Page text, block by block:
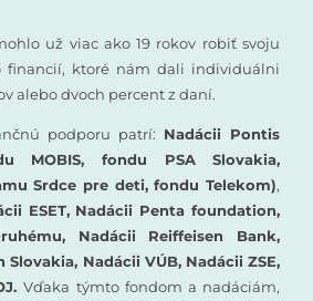
už viac ako 19 rokov robiť svoju
financií, ktoré nám dali individuálni
alebo dvoch percent z daní.
podporu patrí: Nadácii Pontis
MOBIS, fondu PSA Slovakia,
Srdce pre deti, fondu Telekom),
ESET, Nadácii Penta foundation,
Nadácii Reiffeisen Bank,
Slovakia, Nadácii VÚB, Nadácii ZSE,
Vďaka týmto fondom a nadáciám,